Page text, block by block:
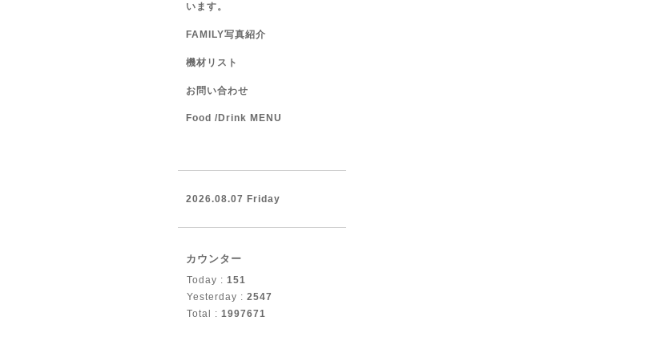
います。
FAMILY写真紹介
機材リスト
お問い合わせ
Food /Drink MENU
2026.08.07 Friday
カウンター
Today : 151
Yesterday : 2547
Total : 1997671